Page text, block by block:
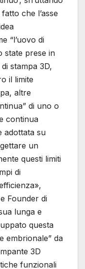
che l’asse
“l’uovo di
state prese in
stampa 3D,
il limite
altre
di uno o
continua
adottata su
un
questi limiti
di
Founder di
lunga e
questa
embrionale” da
3D
funzionali